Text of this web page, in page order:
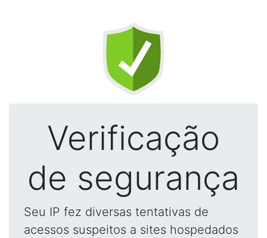
Verificação
de segurança
Seu IP fez diversas tentativas de
acessos suspeitos a sites hospedados